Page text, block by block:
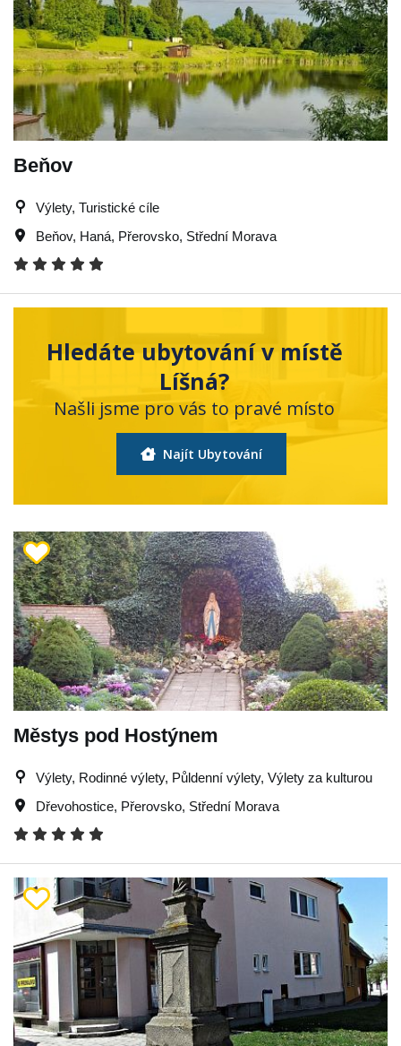
Beňov
Výlety, Turistické cíle
Beňov, Haná, Přerovsko, Střední Morava
Hledáte ubytování v místě
Líšná?
Našli jsme pro vás to pravé místo
Najít Ubytování
Městys pod Hostýnem
Výlety, Rodinné výlety, Půldenní výlety, Výlety za kulturou
Dřevohostice, Přerovsko, Střední Morava